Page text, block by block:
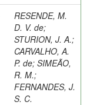
RESENDE, M.
D. V. de;
STURION, J. A.;
CARVALHO, A.
P. de; SIMEÃO,
R. M.;
FERNANDES, J.
S. C.